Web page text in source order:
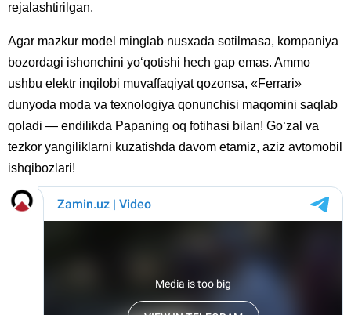
rejalashtirilgan.
Agar mazkur model minglab nusxada sotilmasa, kompaniya
bozordagi ishonchini yo‘qotishi hech gap emas. Ammo
ushbu elektr inqilobi muvaffaqiyat qozonsa, «Ferrari»
dunyoda moda va texnologiya qonunchisi maqomini saqlab
qoladi — endilikda Papaning oq fotihasi bilan! Go‘zal va
tezkor yangiliklarni kuzatishda davom etamiz, aziz avtomobil
ishqibozlari!